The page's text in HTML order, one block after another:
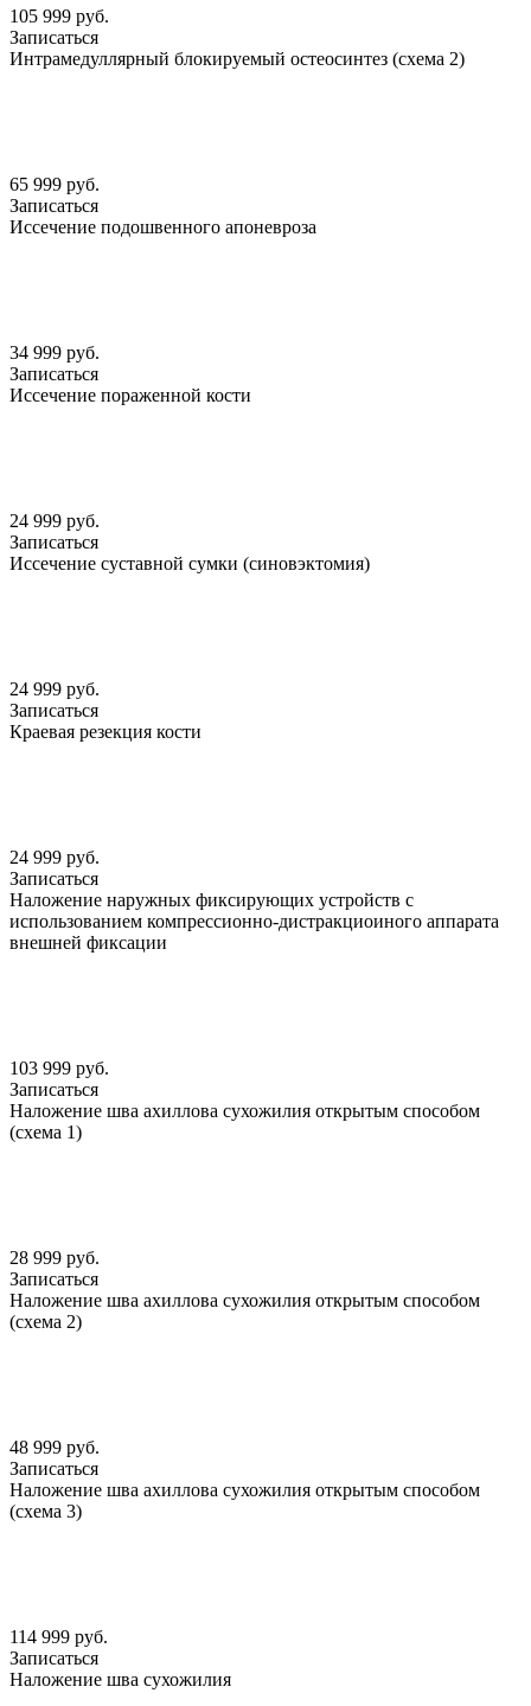
105 999 руб.
Записаться
Интрамедуллярный блокируемый остеосинтез (схема 2)
65 999 руб.
Записаться
Иссечение подошвенного апоневроза
34 999 руб.
Записаться
Иссечение пораженной кости
24 999 руб.
Записаться
Иссечение суставной сумки (синовэктомия)
24 999 руб.
Записаться
Краевая резекция кости
24 999 руб.
Записаться
Наложение наружных фиксирующих устройств с
использованием компрессионно-дистракциоиного аппарата
внешней фиксации
103 999 руб.
Записаться
Наложение шва ахиллова сухожилия открытым способом
(схема 1)
28 999 руб.
Записаться
Наложение шва ахиллова сухожилия открытым способом
(схема 2)
48 999 руб.
Записаться
Наложение шва ахиллова сухожилия открытым способом
(схема 3)
114 999 руб.
Записаться
Наложение шва сухожилия